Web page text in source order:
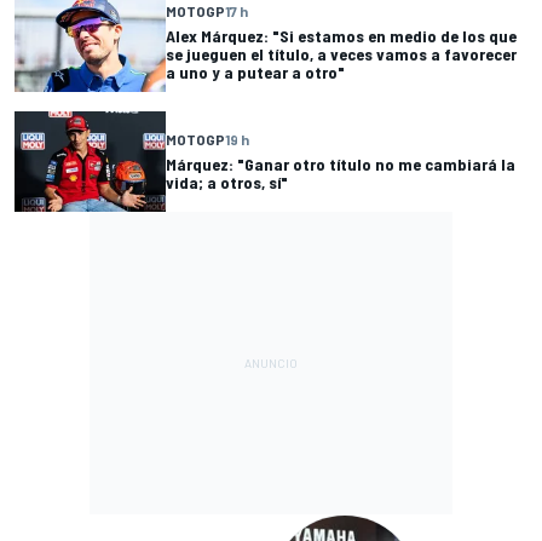
MOTOGP17 h
Alex Márquez: "Si estamos en medio de los que
se jueguen el título, a veces vamos a favorecer
a uno y a putear a otro"
MOTOGP19 h
Márquez: "Ganar otro título no me cambiará la
vida; a otros, sí"